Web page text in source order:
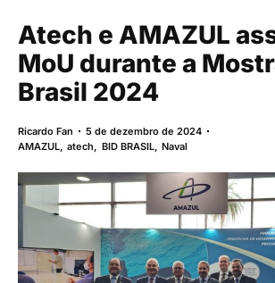
Atech e AMAZUL
MoU durante a
Brasil 2024
Ricardo Fan
5 de dezembro de 2024
AMAZUL,atech, BID BRASIL, Naval